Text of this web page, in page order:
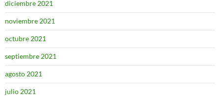
diciembre 2021
noviembre 2021
octubre 2021
septiembre 2021
agosto 2021
julio 2021